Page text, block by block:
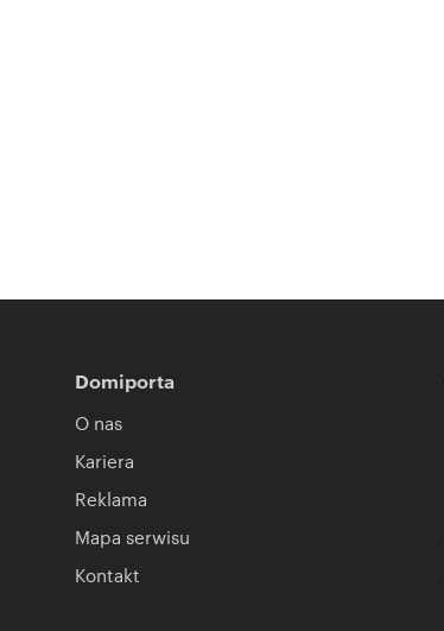
Domiporta
O nas
Kariera
Reklama
Mapa serwisu
Kontakt